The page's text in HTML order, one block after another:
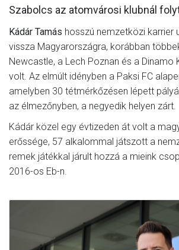
Szabolcs az atomvárosi klubnál
Kádár Tamás hosszú nemzetközi karrier
vissza Magyarországra, korábban
Newcastle, a Lech Poznan és a Dinamo
volt. Az elmúlt idényben a Paksi FC
amelyben 30 tétmérkőzésen lépett
az élmezőnyben, a negyedik helyen zárt.
Kádár közel egy évtizeden át volt a
erőssége, 57 alkalommal játszott a
remek játékkal járult hozzá a mieink
2016-os Eb-n.